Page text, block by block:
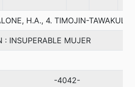
H.A., 4. TIMOJIN-TAWAKUL-
: INSUPERABLE MUJER
-4042-